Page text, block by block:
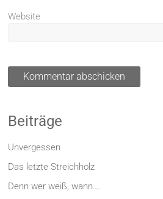
Website
Beiträge
Unvergessen
Das letzte Streichholz
Denn wer weiß, wann….